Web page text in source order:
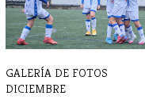
GALERÍA DE FOTOS
DICIEMBRE